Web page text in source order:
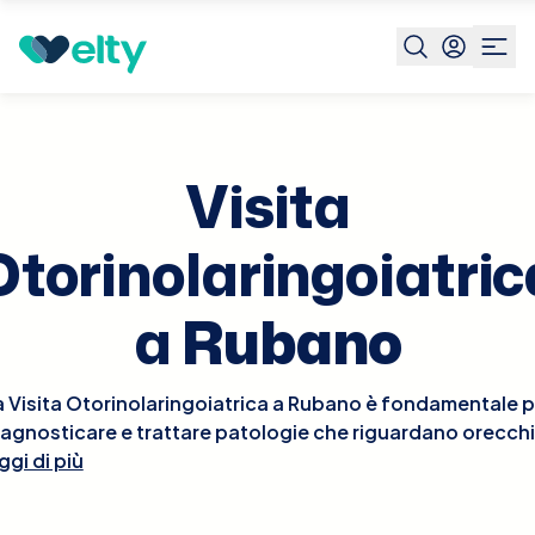
Prenota visita Visita Otorinolaringoiatrica Rubano
Visita
a Rubano
Visita Otorinolaringoiatrica a Rubano è fondamentale
e trattare patologie che riguardano
e gola. Durante la visita, l'otorinolaringoiatra
di più